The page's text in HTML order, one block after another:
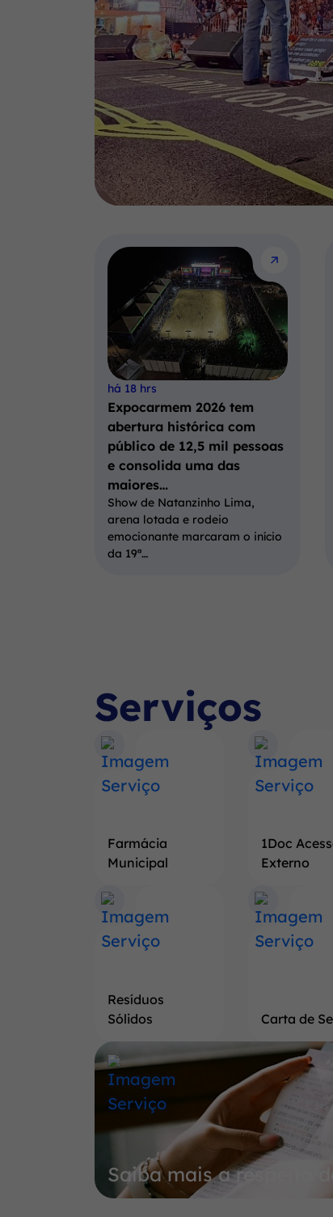
há 18 hrs
Expocarmem 2026 tem
abertura histórica com
público de 12,5 mil pessoas
e consolida uma das
maiores…
Show de Natanzinho Lima,
arena lotada e rodeio
emocionante marcaram o início
da 19ª…
Serviços
Farmácia
Municipal
1Doc
Externo
Resíduos
Sólidos
Carta de
Banner
Saiba
mais
respeito
do
IPTU
Saiba mais a respeito